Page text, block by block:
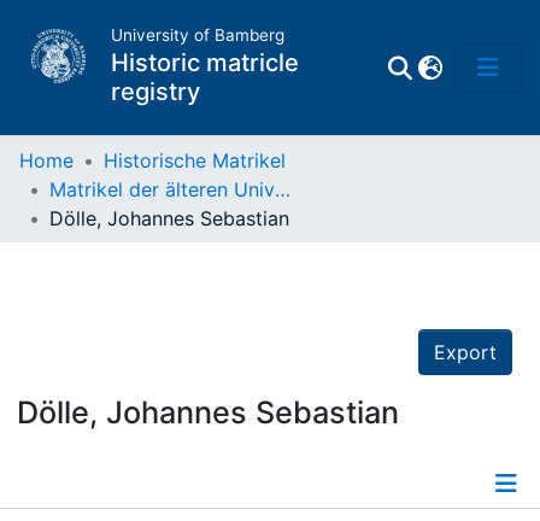
University of Bamberg
Historic matricle
registry
Matrikel
Home
Historische Matrikel
Matrikel der älteren Universität
Dölle, Johannes Sebastian
Export
Dölle, Johannes Sebastian